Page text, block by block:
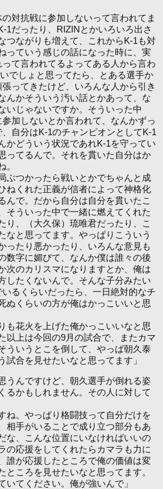
の対抗戦に参加しないって言われてま
1だったり、RIZINとかいろいろ出さ
つながりも増えて、これからK-1も対
っていう感じの話になった時に、実
て言われてるよってある人から言わ
でしょと思ってたら、とある選手か
ってきたけど、いろんな人から引き
んかそういう汚い話とかあって、な
いじゃないですか。そういった中
加しないとか言われて、なんかずっ
自分はK-1のチャンピオンとしてK-1
かどういう状況であれK-1を守ってい
ってるんで。それを貫いた自分はか
。
ぶつかったら戦いとかでちゃんと成
ねくれた正義が信者によって神格化
んで。だから自分は自分を貫いたこ
そういった中で一緒に燃えてくれた
り、（大久保）琉唯君だったり、こ
なと思ってます。やっぱりこういう
ったり悪かったり、いろんな意見も
数字に媚びて、なんか僕は誰々の後
次のカリスマになりますとか、俺は
したくないんで。そんな子分みたい
るくらいだったら、一日絶対的なチ
ぬくらいの方が俺はかっこいいと思
も花火を上げた俺かっこいいなと思
以上は今回の9月の試合で、またカマ
ういうとこを倒して、やっぱ朝久泰
試合を見せたいなと思ってます」
んですけど、朝久選手が倒れる姿
るかもしれません。その人に対して
ね。やっぱり格闘技って自分だけを
相手がいることで成り立つ部分もあ
な、こんな位置にいなければいいの
の応援をしてくれたらカマラも力に
誰が応援したところで俺の価値は変
ところを見せたいなと思ってます。
いてください。俺が強いんで」